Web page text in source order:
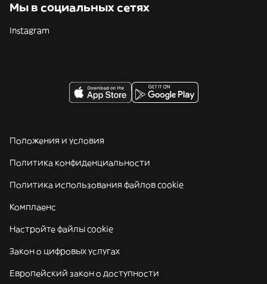
Мы в социальных сетях
Instagram
Положения и условия
Политика конфиденциальности
Политика использования файлов cookie
Комплаенс
Настройте файлы cookie
Закон о цифровых услугах
Европейский закон о доступности